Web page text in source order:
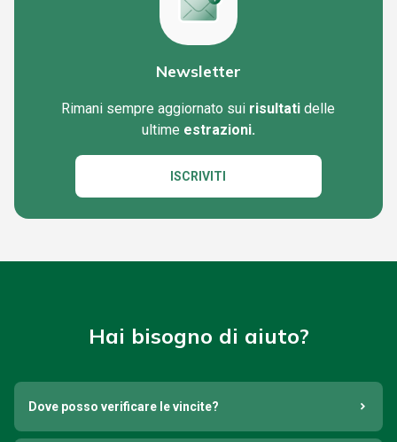
Newsletter
Rimani sempre aggiornato sui risultati delle
ultime estrazioni.
ISCRIVITI
Hai bisogno di aiuto?
Dove posso verificare le vincite?